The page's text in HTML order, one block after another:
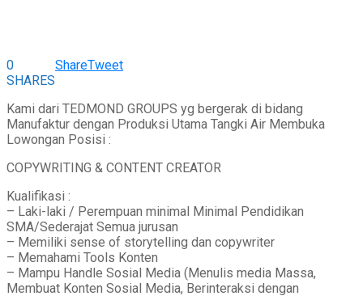
0
SHARES
ShareTweet
Kami dari TEDMOND GROUPS yg bergerak di bidang
Manufaktur dengan Produksi Utama Tangki Air Membuka
Lowongan Posisi :
COPYWRITING & CONTENT CREATOR
Kualifikasi :
– Laki-laki / Perempuan minimal Minimal Pendidikan
SMA/Sederajat Semua jurusan
– Memiliki sense of storytelling dan copywriter
– Memahami Tools Konten
– Mampu Handle Sosial Media (Menulis media Massa,
Membuat Konten Sosial Media, Berinteraksi dengan